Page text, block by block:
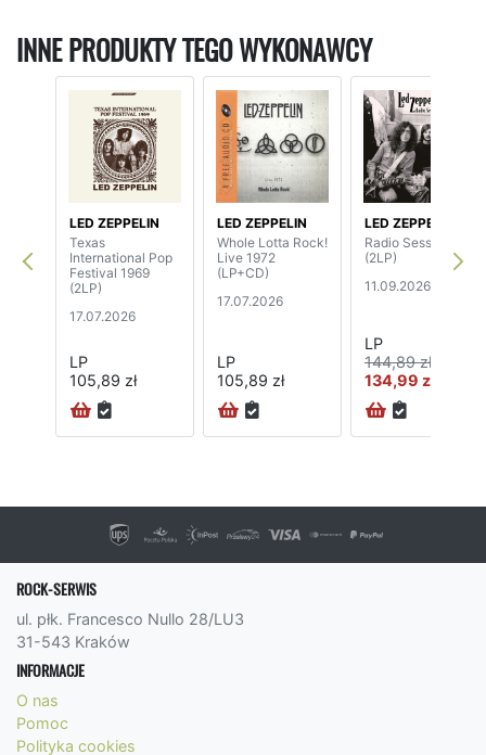
INNE PRODUKTY TEGO WYKONAWCY
LED ZEPPELIN
Texas
International Pop
Festival 1969
(2LP)
17.07.2026
LP
105,89 zł
LED ZEPPELIN
Whole Lotta Rock!
Live 1972
(LP+CD)
17.07.2026
LP
105,89 zł
LED ZEPPELIN
Radio Sessions
(2LP)
11.09.2026
LP
144,89 zł
134,99 zł
ROCK-SERWIS
ul. płk. Francesco Nullo 28/LU3
31-543 Kraków
INFORMACJE
O nas
Pomoc
Polityka cookies